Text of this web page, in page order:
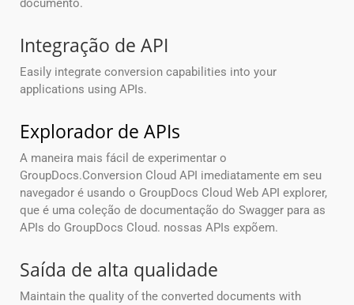
documento.
Integração de API
Easily integrate conversion capabilities into your
applications using APIs.
Explorador de APIs
A maneira mais fácil de experimentar o
GroupDocs.Conversion Cloud API imediatamente em seu
navegador é usando o GroupDocs Cloud Web API explorer,
que é uma coleção de documentação do Swagger para as
APIs do GroupDocs Cloud. nossas APIs expõem.
Saída de alta qualidade
Maintain the quality of the converted documents with